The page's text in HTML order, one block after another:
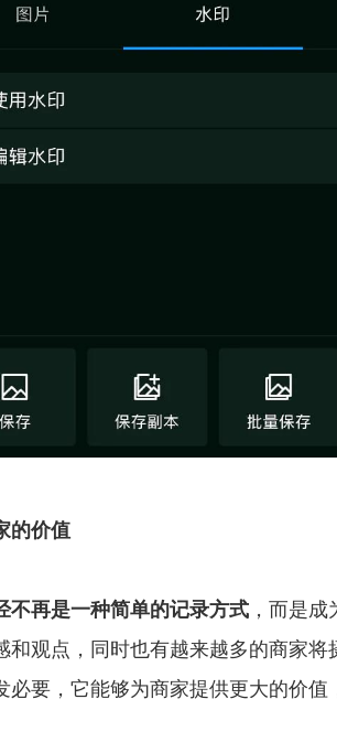
的价值
不再是一种简单的记录方式 ，而是
和观点，同时也有越来越多的商家
要，它能够为商家提供更大的价值